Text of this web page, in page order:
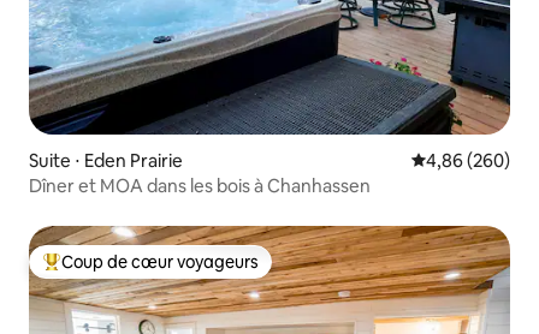
Suite ⋅ Eden Prairie Évaluation
4,86 (260)
Dîner et MOA dans les bois à Chanhassen
Coups de cœur voyageurs les plus appréciés
Coup de cœur voyageurs